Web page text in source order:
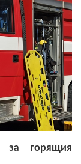
за горящия